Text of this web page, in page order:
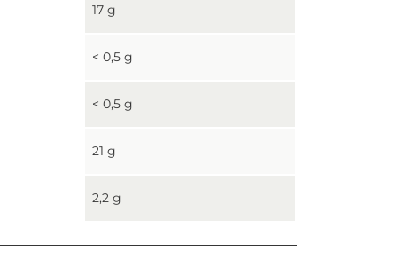
17 g
< 0,5 g
< 0,5 g
21 g
2,2 g